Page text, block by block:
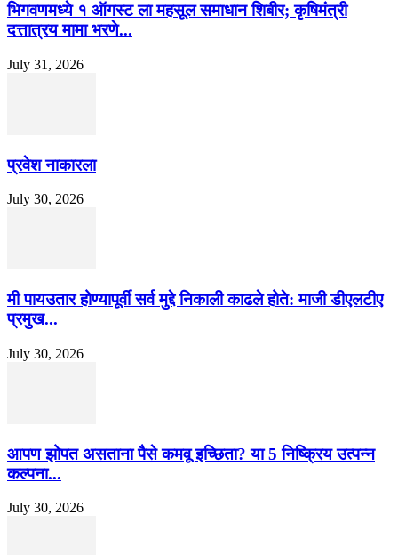
भिगवणमध्ये १ ऑगस्ट ला महसूल समाधान शिबीर; कृषिमंत्री
दत्तात्रय मामा भरणे...
July 31, 2026
प्रवेश नाकारला
July 30, 2026
मी पायउतार होण्यापूर्वी सर्व मुद्दे निकाली काढले होते: माजी डीएलटीए
प्रमुख...
July 30, 2026
आपण झोपत असताना पैसे कमवू इच्छिता? या 5 निष्क्रिय उत्पन्न
कल्पना...
July 30, 2026